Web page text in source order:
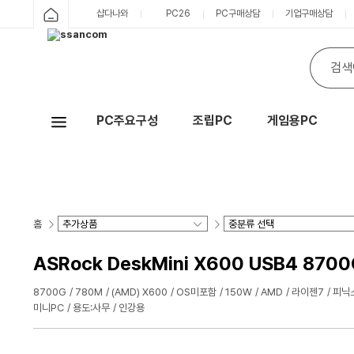
샵다나와 PC26 PC구매상담 기업구매상담
PC주요구성 조립PC 게임용PC
홈
ASRock DeskMini X600 USB4
8700G 780M (AMD) X600 OS미포함 150W AMD 라이젠7 피닉
미니PC
용도:사무 인강용